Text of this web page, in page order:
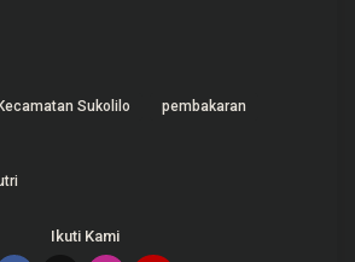
Sukolilo
pembakaran
Ikuti Kami